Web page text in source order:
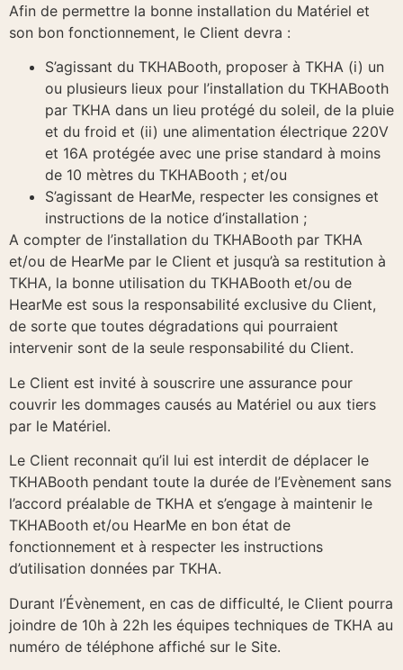
Afin de permettre la bonne installation du Matériel et
son bon fonctionnement, le Client devra :
S’agissant du TKHABooth, proposer à TKHA (i) un
ou plusieurs lieux pour l’installation du TKHABooth
par TKHA dans un lieu protégé du soleil, de la pluie
et du froid et (ii) une alimentation électrique 220V
et 16A protégée avec une prise standard à moins
de 10 mètres du TKHABooth ; et/ou
S’agissant de HearMe, respecter les consignes et
instructions de la notice d’installation ;
A compter de l’installation du TKHABooth par TKHA
et/ou de HearMe par le Client et jusqu’à sa restitution à
TKHA, la bonne utilisation du TKHABooth et/ou de
HearMe est sous la responsabilité exclusive du Client,
de sorte que toutes dégradations qui pourraient
intervenir sont de la seule responsabilité du Client.
Le Client est invité à souscrire une assurance pour
couvrir les dommages causés au Matériel ou aux tiers
par le Matériel.
Le Client reconnait qu’il lui est interdit de déplacer le
TKHABooth pendant toute la durée de l’Evènement sans
l’accord préalable de TKHA et s’engage à maintenir le
TKHABooth et/ou HearMe en bon état de
fonctionnement et à respecter les instructions
d’utilisation données par TKHA.
Durant l’Évènement, en cas de difficulté, le Client pourra
joindre de 10h à 22h les équipes techniques de TKHA au
numéro de téléphone affiché sur le Site.